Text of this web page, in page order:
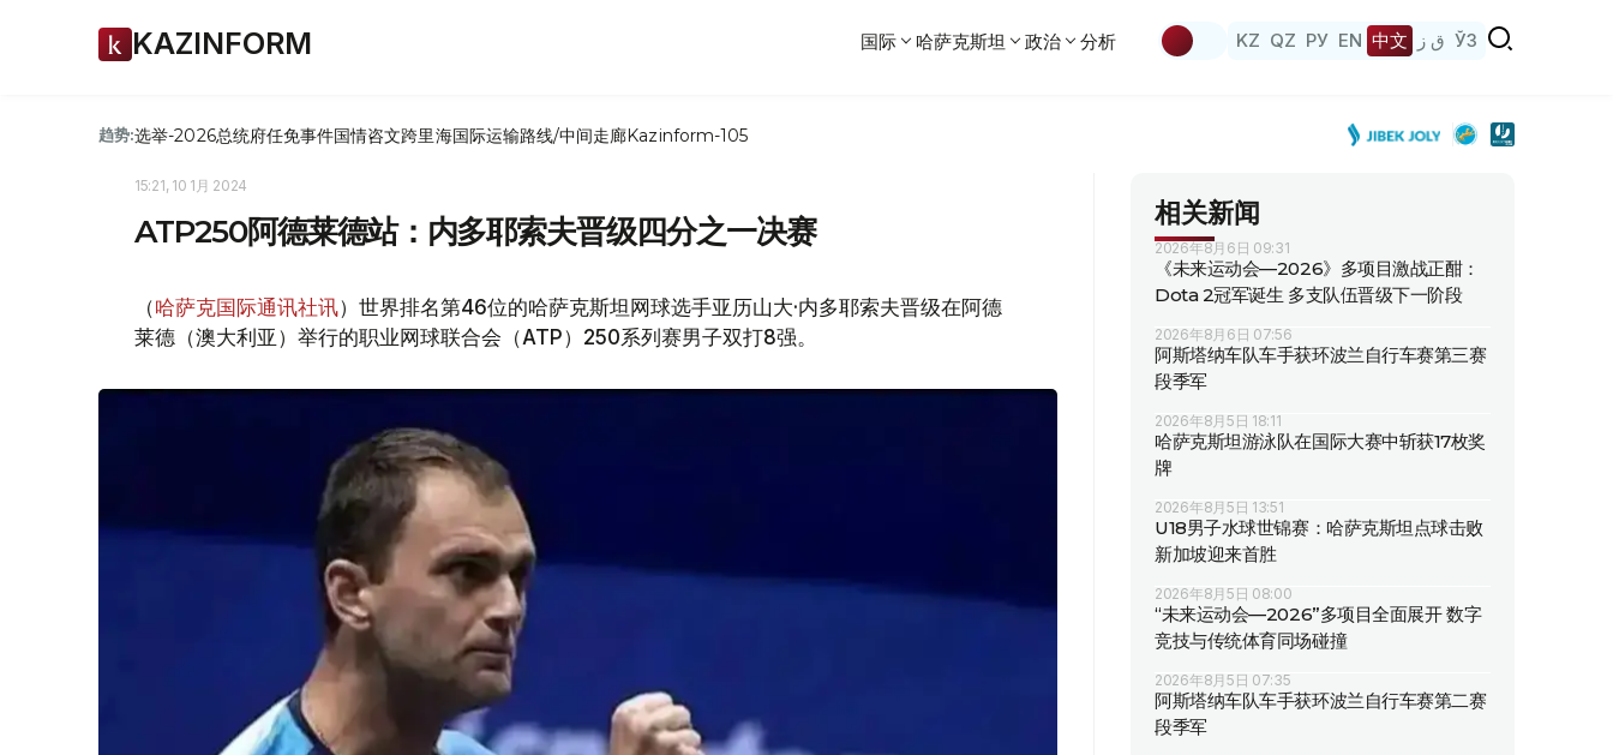
KAZINFORM 国际 哈萨克斯坦 政治 分析 KZ QZ РУ EN 中文 ق ز ЎЗ
趋势:选举-2026总统府任免事件国情咨文跨里海国际运输路线/中间走廊Kazinform-105
15:21, 10 1月 2024
ATP250阿德莱德站：内多耶索夫晋级四分之一决赛
（哈萨克国际通讯社讯）世界排名第46位的哈萨克斯坦网球选手亚历山大·内多耶索夫晋级在阿德
莱德（澳大利亚）举行的职业网球联合会（ATP）250系列赛男子双打8强。
相关新闻
2026年8月6日 09:31
《未来运动会—2026》多项目激战正酣：
Dota 2冠军诞生 多支队伍晋级下一阶段
2026年8月6日 07:56
阿斯塔纳车队车手获环波兰自行车赛第三赛
段季军
2026年8月5日 18:11
哈萨克斯坦游泳队在国际大赛中斩获17枚奖
牌
2026年8月5日 13:51
U18男子水球世锦赛：哈萨克斯坦点球击败
新加坡迎来首胜
2026年8月5日 08:00
“未来运动会—2026”多项目全面展开 数字
竞技与传统体育同场碰撞
2026年8月5日 07:35
阿斯塔纳车队车手获环波兰自行车赛第二赛
段季军